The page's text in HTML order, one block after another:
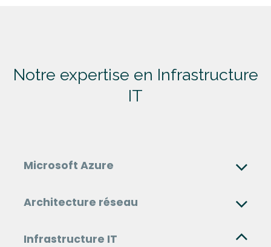
Notre expertise en Infrastructure
IT
Microsoft Azure
Architecture réseau
Infrastructure IT